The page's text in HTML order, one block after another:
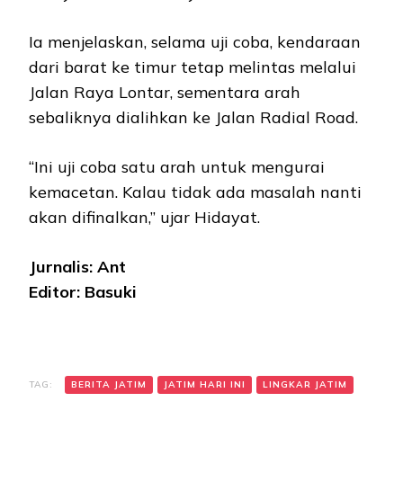
Ia menjelaskan, selama uji coba, kendaraan
dari barat ke timur tetap melintas melalui
Jalan Raya Lontar, sementara arah
sebaliknya dialihkan ke Jalan Radial Road.
“Ini uji coba satu arah untuk mengurai
kemacetan. Kalau tidak ada masalah nanti
akan difinalkan,” ujar Hidayat.
Jurnalis: Ant
Editor: Basuki
TAG: BERITA JATIM JATIM HARI INI LINGKAR JATIM